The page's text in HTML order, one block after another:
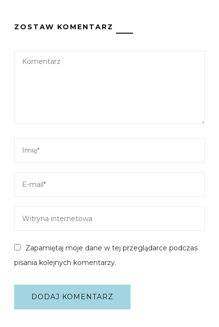
ZOSTAW KOMENTARZ
Zapamiętaj moje dane w tej przeglądarce podczas
pisania kolejnych komentarzy.